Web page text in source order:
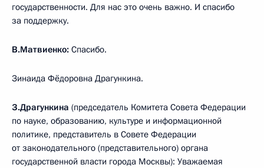
государственности. Для нас это очень важно. И спасибо
за поддержку.
В.Матвиенко: Спасибо.
Зинаида Фёдоровна Драгункина.
З.Драгункина (председатель Комитета Совета Федерации
по науке, образованию, культуре и информационной
политике, представитель в Совете Федерации
от законодательного (представительного) органа
государственной власти города Москвы): Уважаемая